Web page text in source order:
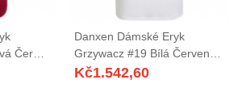
Černá
Danxen Dámské Eryk
Grzywacz #19 Bílá Červená
Daleko Hráčské Dresy
Kč1.542,60